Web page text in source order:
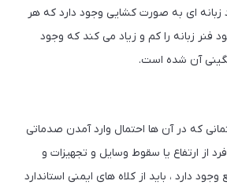
ای به صورت کشایی وجود دارد که هر
فنر زبانه را کم و زیاد می کند که وجود
آن شده است.
که در آن ها احتمال وارد آمدن صدماتی
از ارتفاع یا سقوط وسایل و تجهیزات و
وجود دارد ، باید از کلاه های ایمنی استاندارد